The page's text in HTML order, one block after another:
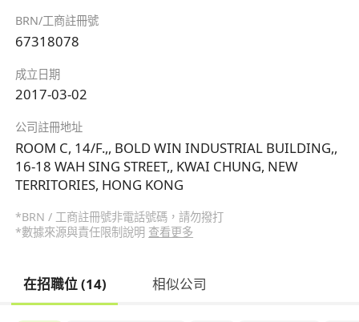
BRN/工商註冊號
67318078
成立日期
2017-03-02
公司註冊地址
ROOM C, 14/F.,, BOLD WIN INDUSTRIAL BUILDING,,
16-18 WAH SING STREET,, KWAI CHUNG, NEW
TERRITORIES, HONG KONG
*BRN / 工商註冊號非電話號碼，請勿撥打
*數據來源與責任限制說明 查看更多
在招職位 (14) 相似公司